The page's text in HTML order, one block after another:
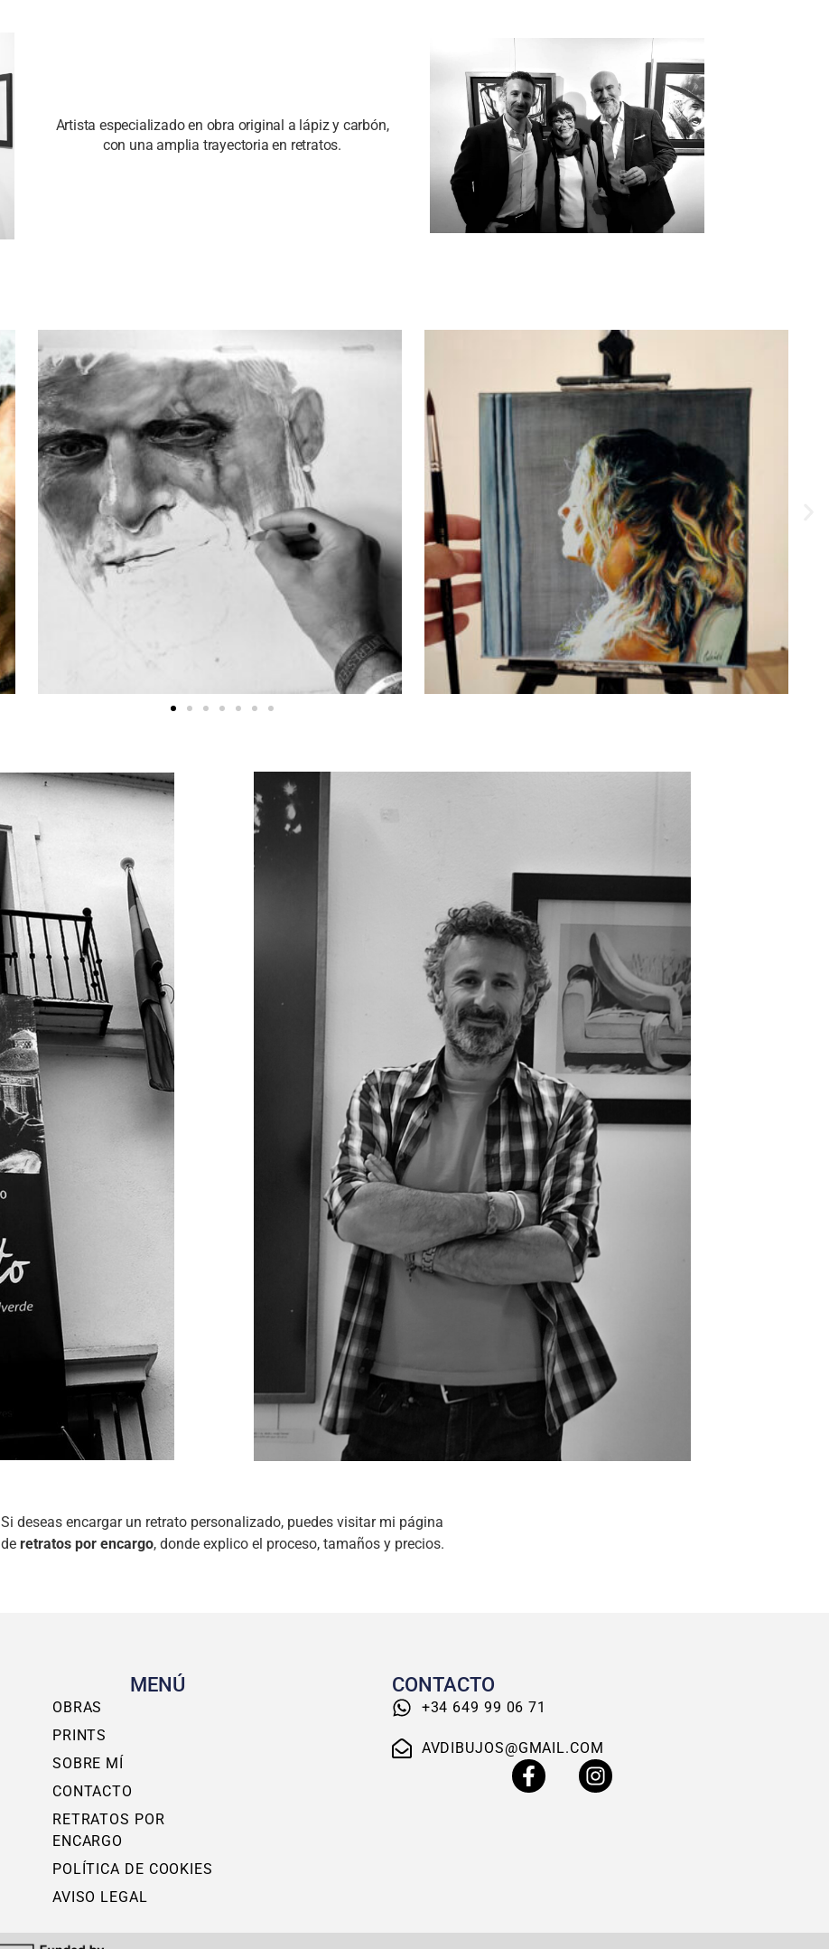
Artista especializado en obra original a lápiz y carbón,
con una amplia trayectoria en retratos.
Si deseas encargar un retrato personalizado, puedes visitar mi página
de retratos por encargo, donde explico el proceso, tamaños y precios.
MENÚ
OBRAS
PRINTS
SOBRE MÍ
CONTACTO
RETRATOS POR
ENCARGO
POLÍTICA DE COOKIES
AVISO LEGAL
CONTACTO
+34 649 99 06 71
AVDIBUJOS@GMAIL.COM